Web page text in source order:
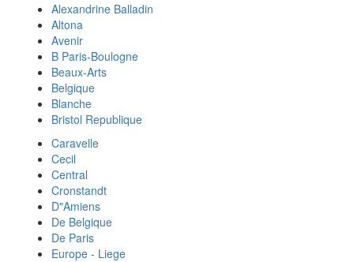
Alexandrine Balladin
Altona
Avenir
B Paris-Boulogne
Beaux-Arts
Belgique
Blanche
Bristol Republique
Caravelle
Cecil
Central
Cronstandt
D"Amiens
De Belgique
De Paris
Europe - Liege